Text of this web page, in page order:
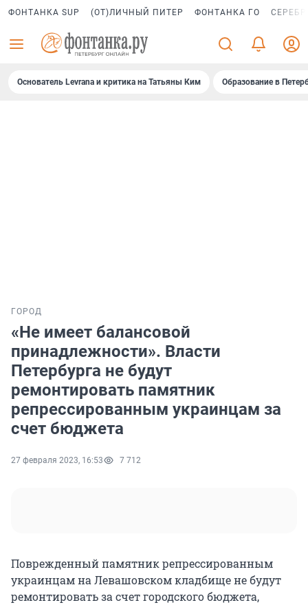
ФОНТАНКА SUP (ОТ)ЛИЧНЫЙ ПИТЕР ФОНТАНКА ГО
Основатель Levrana и критика на Татьяны Ким Образование в
ГОРОД
«Не имеет балансовой
принадлежности». Власти
Петербурга не будут
ремонтировать памятник
репрессированным украинцам за
счет бюджета
27 февраля 2023, 16:53 7 712
Поврежденный памятник репрессированным
украинцам на Левашовском кладбище не будут
ремонтировать за счет городского бюджета,